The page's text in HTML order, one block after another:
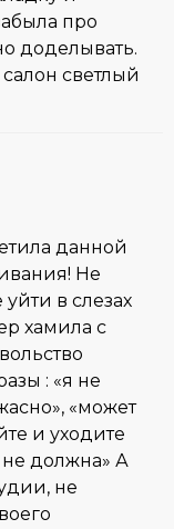
про
доделывать.
светлый
данной
Не
в слезах
хамила с
: «я не
«может
и уходите
должна» А
не